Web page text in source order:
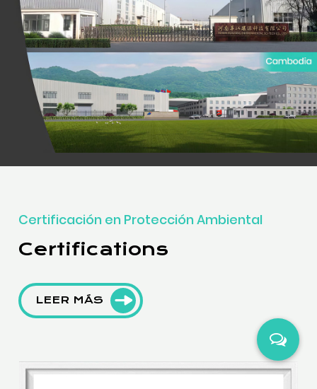
Certificación en Protección Ambiental
Certifications
LEER MÁS